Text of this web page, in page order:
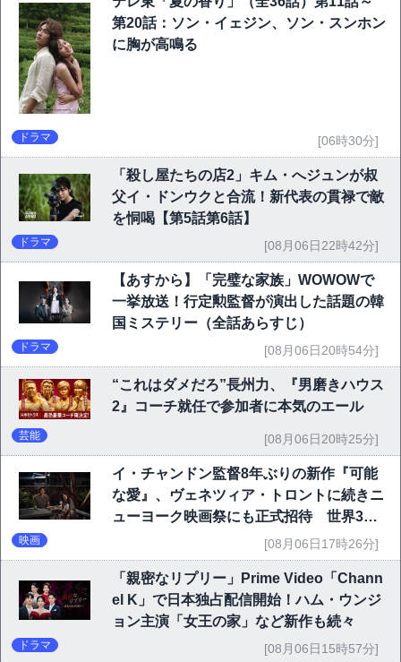
第20話：ソン・イェジン、ソン・スンホン
に胸が高鳴る
ドラマ [06時30分]
「殺し屋たちの店2」キム・へジュンが叔
父イ・ドンウクと合流！新代表の貫禄で敵
を恫喝【第5話第6話】
ドラマ [08月06日22時42分]
【あすから】「完璧な家族」WOWOWで
一挙放送！行定勲監督が演出した話題の韓
国ミステリー（全話あらすじ）
ドラマ [08月06日20時54分]
“これはダメだろ”長州力、『男磨きハウス
2』コーチ就任で参加者に本気のエール
芸能 [08月06日20時25分]
イ・チャンドン監督8年ぶりの新作『可能
な愛』、ヴェネツィア・トロントに続きニ
ューヨーク映画祭にも正式招待 世界3大
映画祭で快挙｜Netflix映画
映画 [08月06日17時26分]
「親密なリプリー」Prime Video「Chann
el K」で日本独占配信開始！ハム・ウンジ
ョン主演「女王の家」など新作も続々
ドラマ [08月06日15時57分]